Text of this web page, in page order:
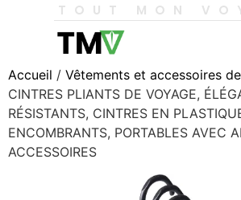
TOUT MON
Accueil / Vêtements et accessoires
CINTRES PLIANTS DE VOYAGE,
RÉSISTANTS, CINTRES EN
ENCOMBRANTS, PORTABLES AVEC
ACCESSOIRES